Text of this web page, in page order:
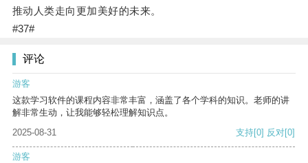
推动人类走向更加美好的未来。
#37#
评论
游客
这款学习软件的课程内容非常丰富，涵盖了各个学科的知识。老师的讲
解非常生动，让我能够轻松理解知识点。
2025-08-31
支持[0] 反对[0]
游客